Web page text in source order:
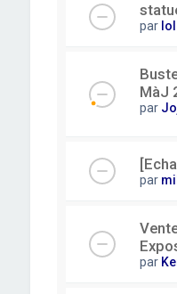
par
MàJ
par
par
par